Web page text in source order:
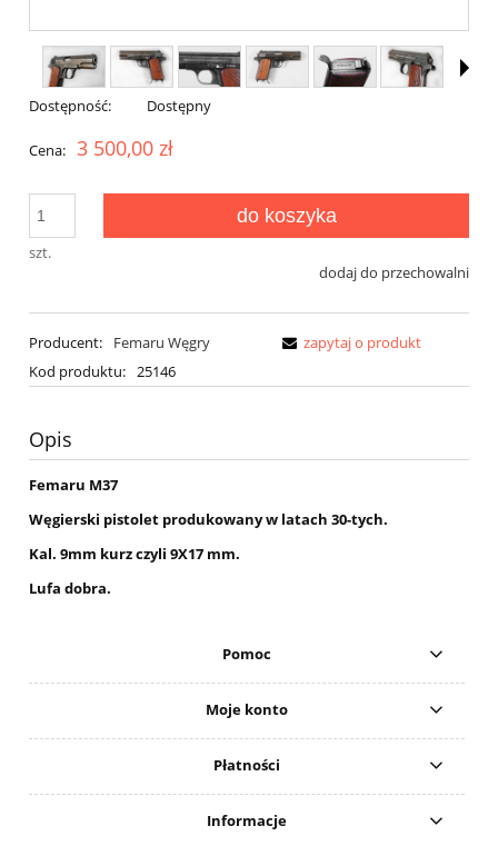
Dostępność: Dostępny
Cena: 3 500,00 zł
szt.
do koszyka
dodaj do przechowalni
Producent:
Femaru Węgry
Kod produktu: 25146
zapytaj o produkt
Opis
Femaru M37
Węgierski pistolet produkowany w latach 30-tych.
Kal. 9mm kurz czyli 9X17 mm.
Lufa dobra.
Pomoc
Moje konto
Płatności
Informacje